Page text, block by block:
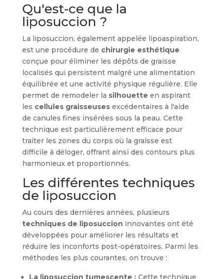
Qu'est-ce que la
liposuccion ?
La liposuccion, également appelée lipoaspiration,
est une procédure de chirurgie esthétique
conçue pour éliminer les dépôts de graisse
localisés qui persistent malgré une alimentation
équilibrée et une activité physique régulière. Elle
permet de remodeler la silhouette en aspirant
les cellules graisseusesexcédentaires à l'aide
de canules fines insérées sous la peau. Cette
technique est particulièrement efficace pour
traiter les zones du corps où la graisse est
difficile à déloger, offrant ainsi des contours plus
harmonieux et proportionnés.
Les différentes techniques
de liposuccion
Au cours des dernières années, plusieurs
techniques de liposuccion innovantes ont été
développées pour améliorer les résultats et
réduire les inconforts post-opératoires. Parmi les
méthodes les plus courantes, on trouve :
La liposuccion tumescente :Cette technique